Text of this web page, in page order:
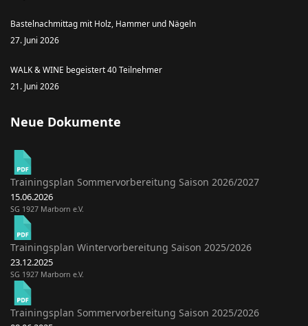
Bastelnachmittag mit Holz, Hammer und Nägeln
27. Juni 2026
WALK & WINE begeistert 40 Teilnehmer
21. Juni 2026
Neue Dokumente
Trainingsplan Sommervorbereitung Saison 2026/2027
15.06.2026
SG 1927 Marborn e.V.
Trainingsplan Wintervorbereitung Saison 2025/2026
23.12.2025
SG 1927 Marborn e.V.
Trainingsplan Sommervorbereitung Saison 2025/2026